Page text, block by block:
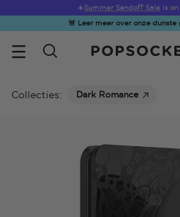
☀️Summer Sendoff Sale is
🚨 Leer meer over onze
Collecties: Dark Romance